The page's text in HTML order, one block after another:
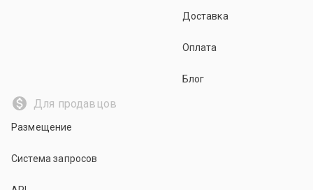
Доставка
Оплата
Блог
Для продавцов
Размещение
Система запросов